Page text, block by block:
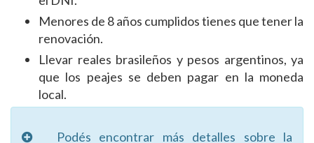
Menores de 8 años cumplidos tienes que tener la
renovación.
Llevar reales brasileños y pesos argentinos, ya
que los peajes se deben pagar en la moneda
local.
Podés encontrar más detalles sobre la